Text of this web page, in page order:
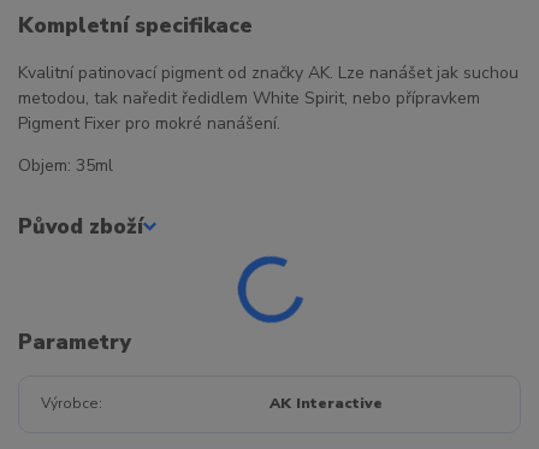
Kompletní specifikace
Kvalitní patinovací pigment od značky AK. Lze nanášet jak suchou
metodou, tak naředit ředidlem White Spirit, nebo přípravkem
Pigment Fixer pro mokré nanášení.
Objem: 35ml
Původ zboží
Parametry
Výrobce AK Interactive